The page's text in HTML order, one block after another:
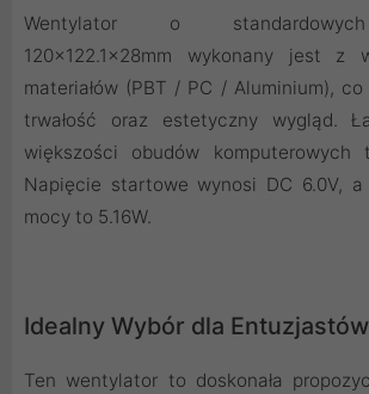
Wentylator o
120x122.1x28mm wykonany jest z
materiałów (PBT / PC / Aluminium),
trwałość oraz estetyczny wygląd.
większości obudów
Napięcie startowe wynosi DC 6.0V, a
mocy to 5.16W.
Idealny Wybór dla Entuzjastów
Ten wentylator to doskonała